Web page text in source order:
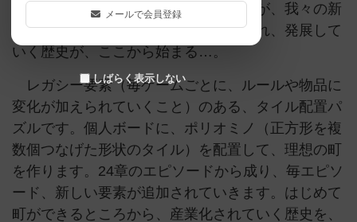
長い旅の末、ついに発見した。ここが、我々の新
しい故郷になるのだ。新しい町が生まれ、発展して
いく歴史が、ここから始まる…。
レガシー要素（毎ゲームごとに、ルールや物品に
変化が加えられていくこと）のある、タイル配置パ
ズルです。個人ボードに、ポリオミノ（正方形を複
数個つなげた形状のタイル）を配置して、理想の町
を作ります。24章のエピソードから成り、毎エピソ
ード、新しい要素が追加されていきます。はじめて
町ができるところから、産業化されていく歴史を、
メールで会員登録
しばらく表示しない